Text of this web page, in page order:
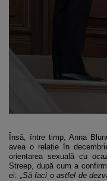
Însă, între timp, Anna
avea o relație în
orientarea sexuală cu
Streep, după cum a
ei: „Să faci o astfel de